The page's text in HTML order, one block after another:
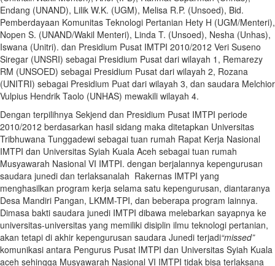
Endang (UNAND), Lilik W.K. (UGM), Melisa R.P. (Unsoed), Bid.
Pemberdayaan Komunitas Teknologi Pertanian Hety H (UGM/Menteri),
Nopen S. (UNAND/Wakil Menteri), Linda T. (Unsoed), Nesha (Unhas),
Iswana (Unitri). dan Presidium Pusat IMTPI 2010/2012 Veri Suseno
Siregar (UNSRI) sebagai Presidium Pusat dari wilayah 1, Remarezy
RM (UNSOED) sebagai Presidium Pusat dari wilayah 2, Rozana
(UNITRI) sebagai Presidium Puat dari wilayah 3, dan saudara Melchior
Vulpius Hendrik Taolo (UNHAS) mewakili wilayah 4.
Dengan terpilihnya Sekjend dan Presidium Pusat IMTPI periode
2010/2012 berdasarkan hasil sidang maka ditetapkan Universitas
Tribhuwana Tunggadewi sebagai tuan rumah Rapat Kerja Nasional
IMTPI dan Universitas Syiah Kuala Aceh sebagai tuan rumah
Musyawarah Nasional VI IMTPI. dengan berjalannya kepengurusan
saudara junedi dan terlaksanalah Rakernas IMTPI yang
menghasilkan program kerja selama satu kepengurusan, diantaranya
Desa Mandiri Pangan, LKMM-TPI, dan beberapa program lainnya.
Dimasa bakti saudara junedi IMTPI dibawa melebarkan sayapnya ke
universitas-universitas yang memiliki disiplin ilmu teknologi pertanian,
akan tetapi di akhir kepengurusan saudara Junedi terjadi“missed”
komunikasi antara Pengurus Pusat IMTPI dan Universitas Syiah Kuala
aceh sehingga Musyawarah Nasional VI IMTPI tidak bisa terlaksana